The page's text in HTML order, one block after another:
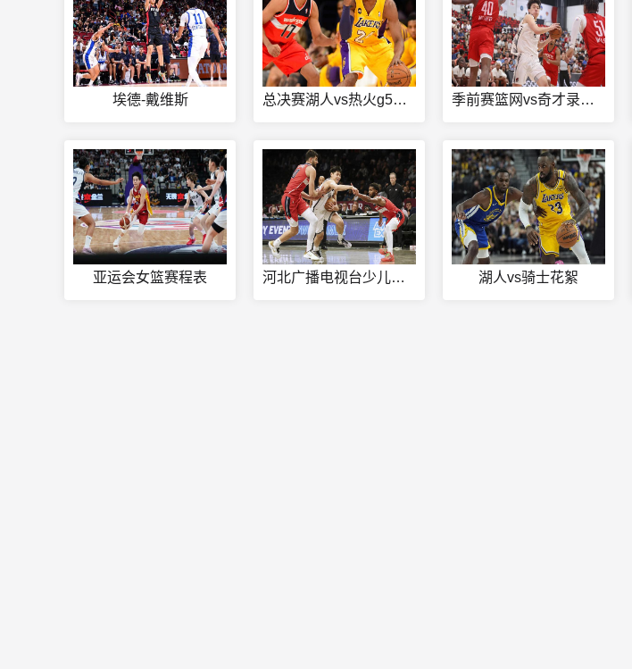
埃德-戴维斯 总决赛湖人vs热火g5录像回放 季前赛篮网vs奇才录像回放
亚运会女篮赛程表 河北广播电视台少儿科教频道直播 湖人vs骑士花絮